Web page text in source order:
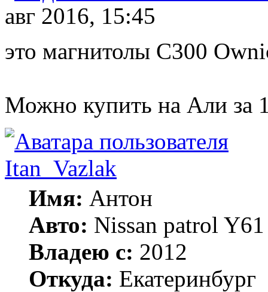
авг 2016, 15:45
это магнитолы C300
Можно купить на Али за
Itan_Vazlak
Имя: Антон
Авто: Nissan patrol
Владею с: 2012
Откуда: Екатеринбург